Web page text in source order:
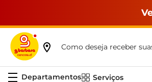
Como deseja receber
Serviços